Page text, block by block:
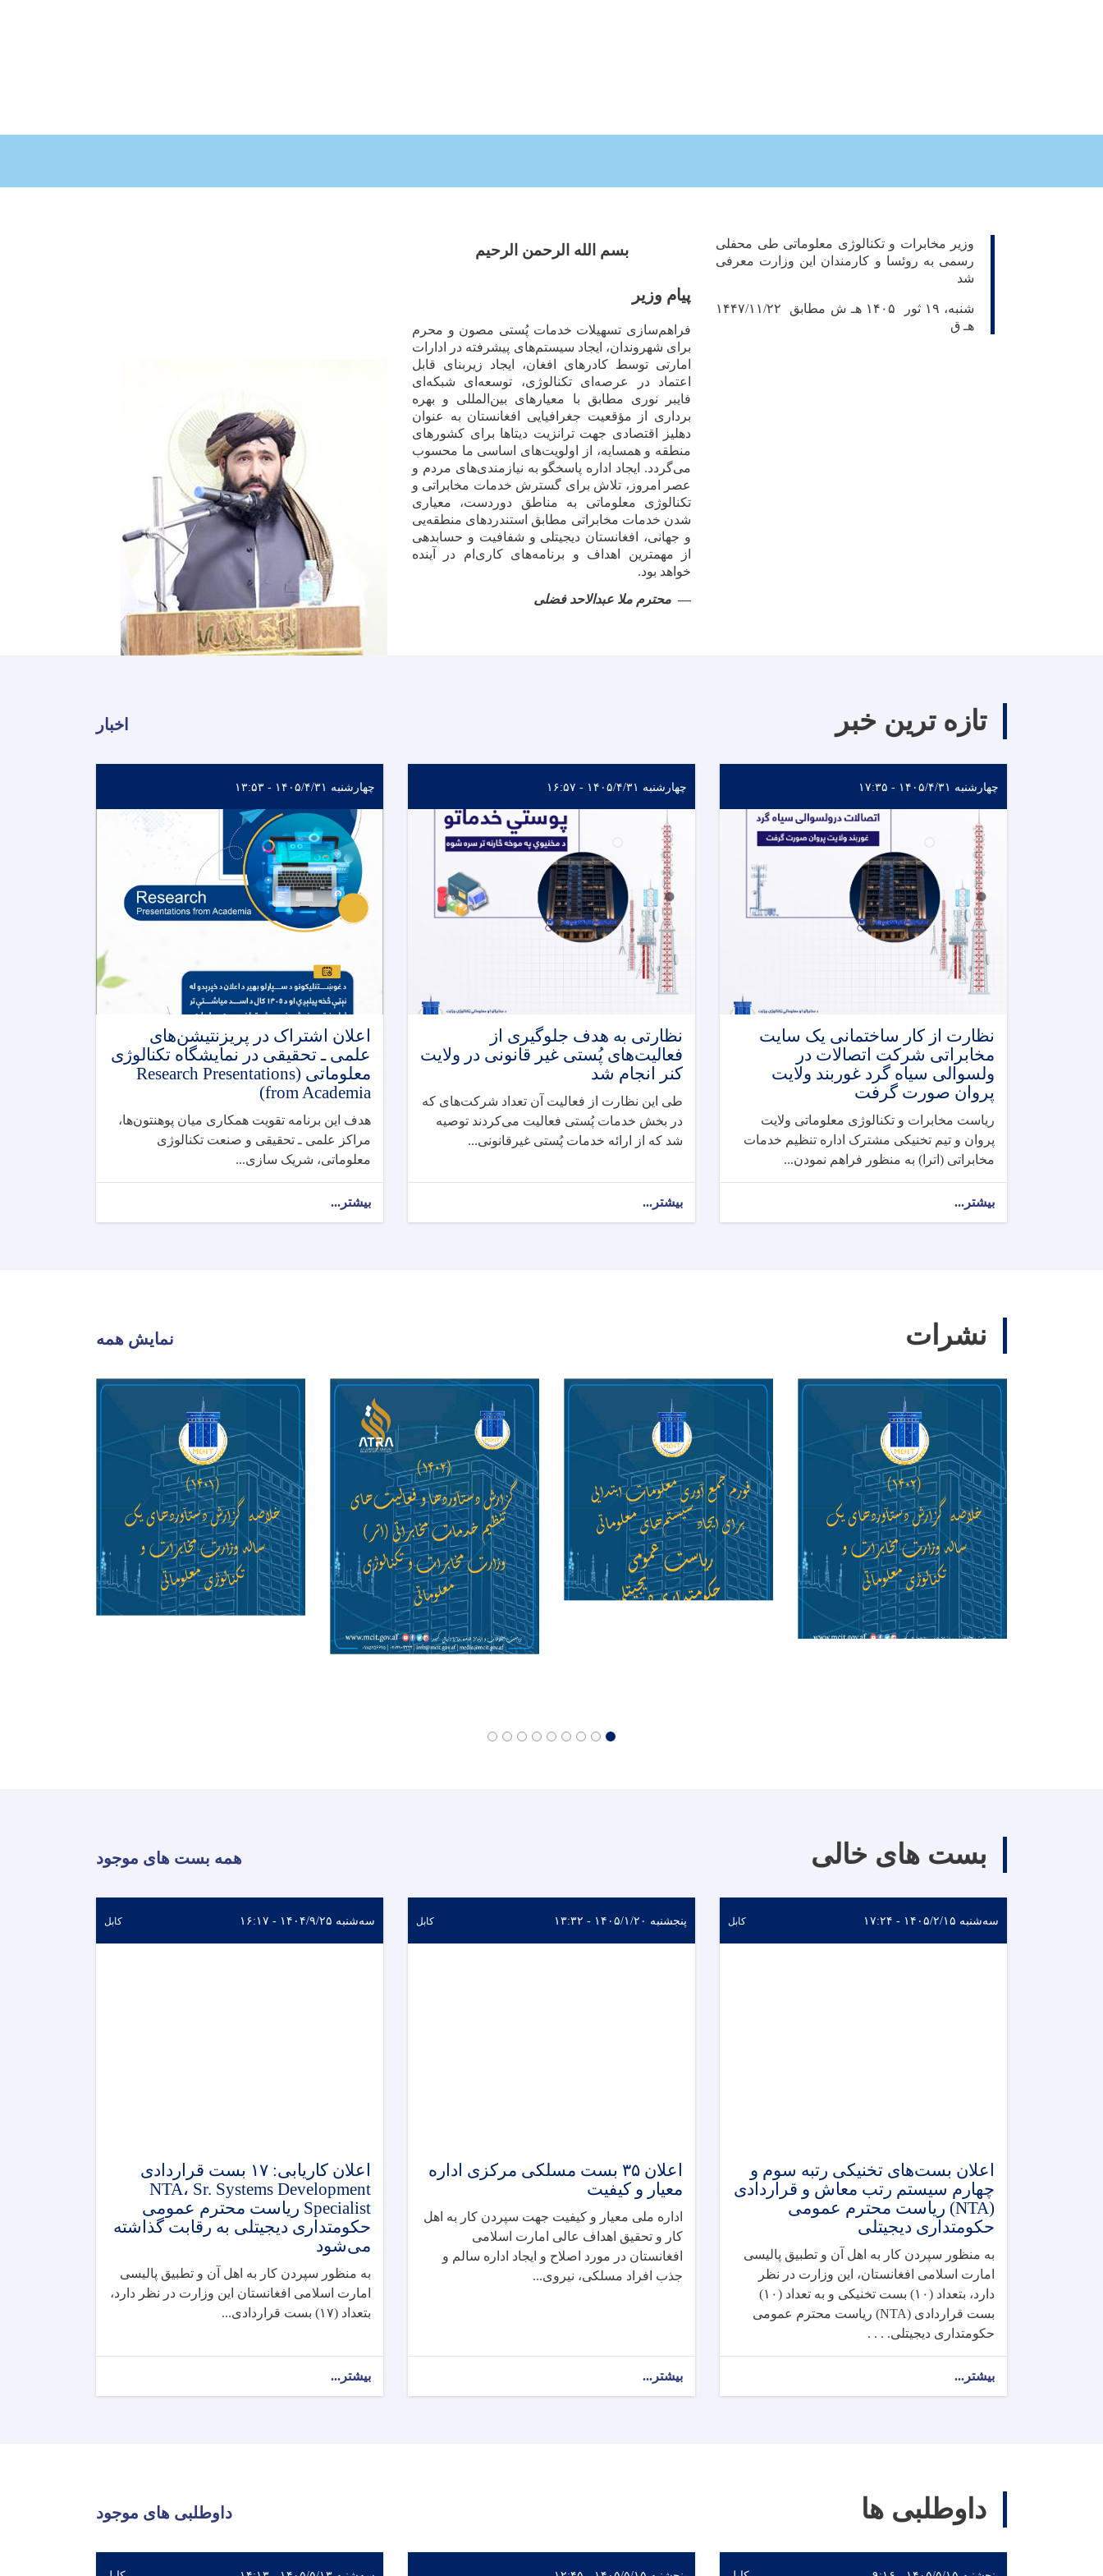
وزیر مخابرات و تکنالوژی معلوماتی طی محفلی
رسمی به روئسا و کارمندان این وزارت معرفی
شد
شنبه، ۱۹ ثور ۱۴۰۵ هـ ش مطابق ۱۴۴۷/۱۱/۲۲
هـ ق
بسم الله الرحمن الرحیم
پیام وزیر
فراهم‌سازی تسهیلات خدمات پُستی مصون و محرم
برای شهروندان، ایجاد سیستم‌های پیشرفته در ادارات
امارتی توسط کادرهای افغان، ایجاد زیربنای قابل
اعتماد در عرصه‌ای تکنالوژی، توسعه‌ای شبکه‌ای
فایبر نوری مطابق با معیارهای بین‌المللی و بهره
‌برداری از مؤقعیت جغرافیایی افغانستان به ‌عنوان
دهلیز اقتصادی جهت ترانزیت دیتا‌ها برای کشورهای
منطقه و همسایه، از اولویت‌های اساسی ما محسوب
می‌گردد. ایجاد اداره پاسخگو به نیازمندی‌های مردم و
عصر امروز، تلاش برای گسترش خدمات مخابراتی و
تکنالوژی معلوماتی به مناطق دوردست، ‏معیاری
شدن خدمات مخابراتی مطابق استندردهای منطقه‌یی
و جهانی، افغانستان دیجیتلی و شفافیت و حسابدهی
از مهمترین ‏اهداف و برنامه‌های کاری‌ام در آینده
خواهد بود.‏
محترم ملا عبدالاحد فضلی
تازه ترین خبر اخبار
چهارشنبه ۱۴۰۵/۴/۳۱ - ۱۷:۳۵
نظارت از کار ساختمانی یک سایت
مخابراتی شرکت اتصالات در
ولسوالی سیاه گرد غوربند ولایت
پروان صورت گرفت
ریاست مخابرات و تکنالوژی معلوماتی ولایت
پروان و تیم تخنیکی مشترک اداره تنظیم خدمات
مخابراتی (اترا) به منظور فراهم نمودن...
بیشتر...
چهارشنبه ۱۴۰۵/۴/۳۱ - ۱۶:۵۷
نظارتی به هدف جلوگیری از
فعالیت‌های پُستی غیر قانونی در ولایت
کنر انجام شد
طی این نظارت از فعالیت آن تعداد شرکت‌های که
در بخش خدمات پُستی فعالیت می‌کردند توصیه
شد که از ارائه خدمات پُستی غیرقانونی...
بیشتر...
چهارشنبه ۱۴۰۵/۴/۳۱ - ۱۳:۵۳
اعلان اشتراک در پریزنتیشن‌های
علمی ـ تحقیقی در نمایشگاه تکنالوژی
معلوماتی (Research Presentations
from Academia)
هدف این برنامه تقویت همکاری میان پوهنتون‌ها،
مراکز علمی ـ تحقیقی و صنعت تکنالوژی
معلوماتی، شریک ‌سازی...
بیشتر...
نشرات نمایش همه
بست های خالی همه بست های موجود
سه‌شنبه ۱۴۰۵/۲/۱۵ - ۱۷:۲۴ کابل
اعلان بست‌های تخنیکی رتبه سوم و
چهارم سیستم رتب معاش و قراردادی
(NTA) ریاست محترم عمومی
حکومتداری دیجیتلی
به منظور سپردن کار به اهل آن و تطبیق پالیسی
امارت اسلامی افغانستان، این وزارت در نظر
دارد، بتعداد (۱۰) بست تخنیکی و به تعداد (۱۰)
بست قراردادی (NTA) ریاست محترم عمومی
حکومتداری دیجیتلی. . . .
بیشتر...
پنجشنبه ۱۴۰۵/۱/۲۰ - ۱۳:۳۲ کابل
اعلان ۳۵ بست مسلکی مرکزی اداره
معیار و کیفیت
اداره ملی معیار و کیفیت جهت سپردن کار به اهل
کار و تحقیق اهداف عالی امارت اسلامی
افغانستان در مورد اصلاح و ایجاد اداره سالم و
جذب افراد مسلکی، نیروی...
بیشتر...
سه‌شنبه ۱۴۰۴/۹/۲۵ - ۱۶:۱۷ کابل
اعلان کاریابی: ۱۷ بست قراردادی
NTA، Sr. Systems Development
Specialist ریاست محترم عمومی
حکومتداری دیجیتلی به رقابت گذاشته
می‌شود
به منظور سپردن کار به اهل آن و تطبیق پالیسی
امارت اسلامی افغانستان این وزارت در نظر دارد،
بتعداد (۱۷) بست قراردادی...
بیشتر...
داوطلبی ها داوطلبی های موجود